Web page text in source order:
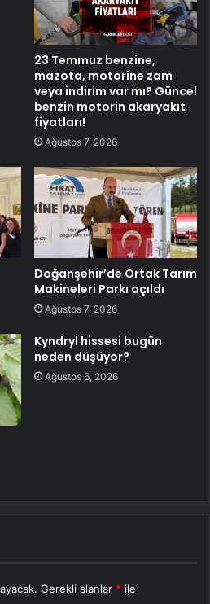
23 Temmuz benzine,
mazota, motorine zam
veya indirim var mı? Güncel
benzin motorin akaryakıt
fiyatları!
Ağustos 7, 2026
Doğanşehir’de Ortak Tarım
Makineleri Parkı açıldı
Ağustos 7, 2026
Kyndryl hissesi bugün
neden düşüyor?
Ağustos 6, 2026
Gerekli alanlar * ile